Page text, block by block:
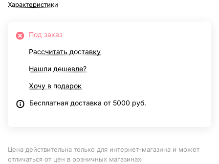
Характеристики
Под заказ
Рассчитать доставку
Нашли дешевле?
Хочу в подарок
Бесплатная доставка от 5000 руб.
Цена действительна только для интернет-магазина и может
отличаться от цен в розничных магазинах